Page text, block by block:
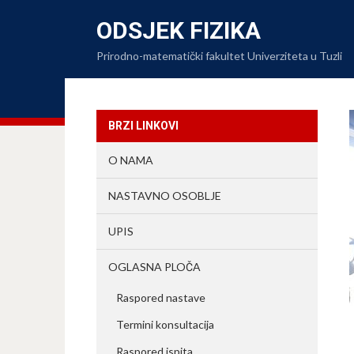
ODSJEK FIZIKA
Prirodno-matematički fakultet Univerziteta u Tuzli
BRZI LINKOVI
O NAMA
NASTAVNO OSOBLJE
UPIS
OGLASNA PLOČA
Raspored nastave
Termini konsultacija
Raspored ispita